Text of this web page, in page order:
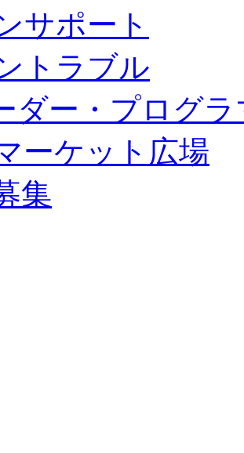
サポート
トラブル
ダー・プログラ
ーケット広場
集